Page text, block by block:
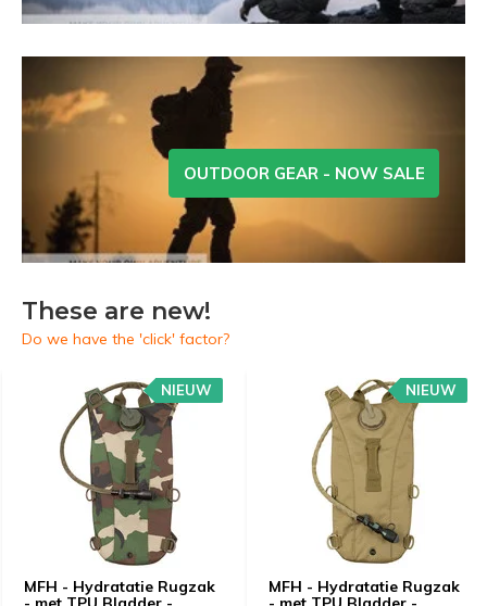
OUTDOOR GEAR - NOW SALE
These are new!
Do we have the 'click' factor?
MFH - Hydratatie Rugzak
NIEUW
MFH - Hydratatie Rugzak
NIEUW